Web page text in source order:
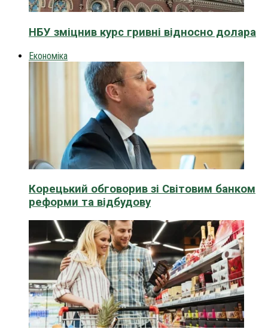
НБУ зміцнив курс гривні відносно долара
Економіка
Корецький обговорив зі Світовим банком
реформи та відбудову